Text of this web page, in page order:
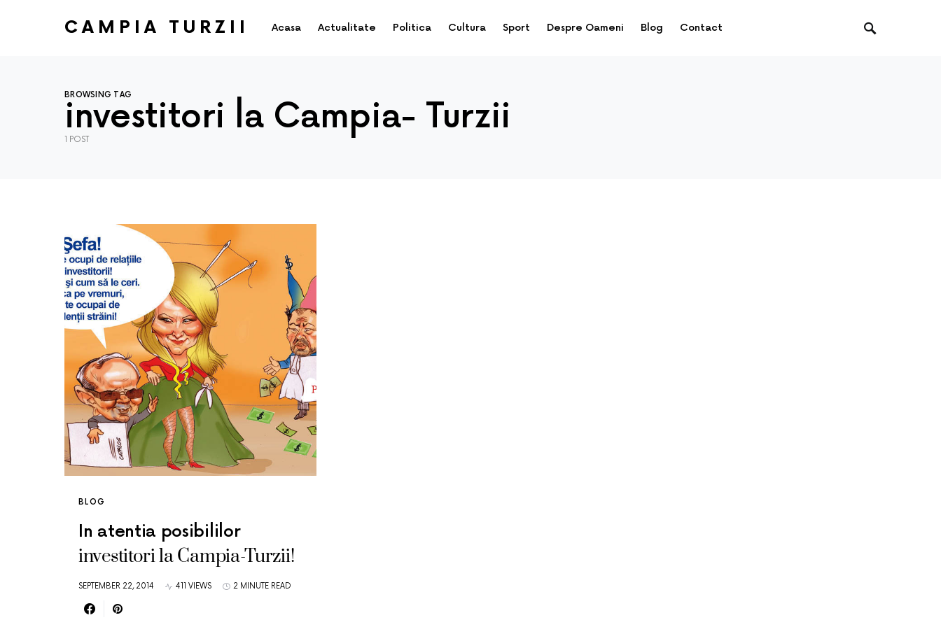
CAMPIA TURZII Acasa Actualitate Politica Cultura Sport Despre Oameni Blog Contact
BROWSING TAG
investitori la Campia- Turzii
1 POST
BLOG
In atentia posibililor
investitori la Campia-Turzii!
SEPTEMBER 22, 2014 411 VIEWS 2 MINUTE READ